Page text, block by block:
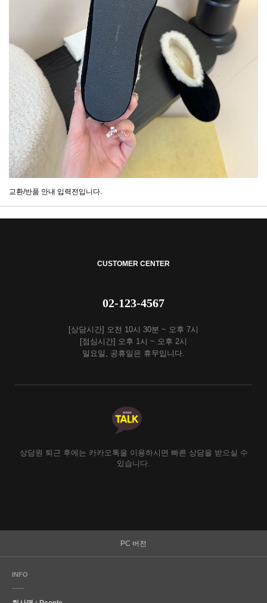
교환/반품 안내 입력전입니다.
CUSTOMER CENTER
02-123-4567
[상담시간] 오전 10시 30분 ~ 오후 7시
[점심시간] 오후 1시 ~ 오후 2시
일요일, 공휴일은 휴무입니다.
상담원 퇴근 후에는 카카오톡을 이용하시면 빠른 상담을 받으실 수
있습니다.
PC 버전
INFO